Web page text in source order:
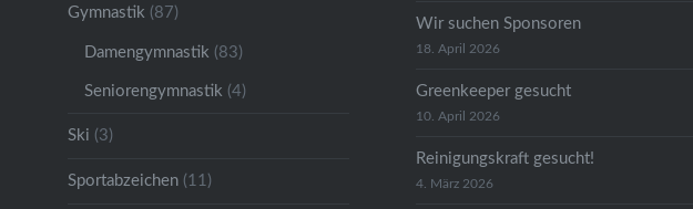
Gymnastik (87)
Damengymnastik (83)
Seniorengymnastik (4)
Ski (3)
Sportabzeichen(11)
Wir suchen Sponsoren
18. April 2026
Greenkeeper gesucht
10. April 2026
Reinigungskraft gesucht!
4. März 2026